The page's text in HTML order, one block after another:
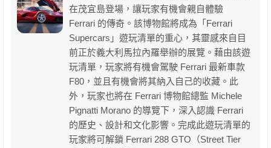
在茂宜島登場，讓玩家有機會親自體驗
Ferrari 的傳奇。該博物館將成為「Ferrari
Supercars」遊玩清單的重心，其靈感來自目
前正於義大利馬拉內羅舉辦的展覽。藉由該遊
玩清單，玩家將有機會駕駛 Ferrari 最新車款
F80，並且有機會將其納入自己的收藏。此
外，玩家也將在 Ferrari 博物館總監 Michele
Pignatti Morano 的導覽下，深入認識 Ferrari
的歷史、設計和文化影響。完成此遊玩清單的
玩家將可解鎖 Ferrari 288 GTO（Street Tier